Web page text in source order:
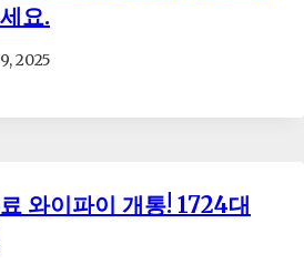
요.
2025
와이파이 개통! 1724대